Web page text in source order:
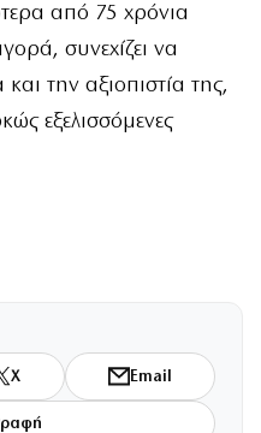
από 75 χρόνια
συνεχίζει να
την αξιοπιστία της,
εξελισσόμενες
X Email